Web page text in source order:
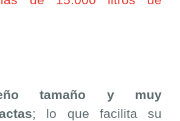
tamaño y muy
; lo que facilita su